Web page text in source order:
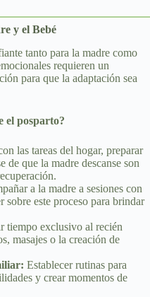
y el Bebé
tanto para la madre como
requieren un
para que la adaptación sea
el posparto?
las tareas del hogar, preparar
de que la madre descanse son
a la madre a sesiones con
sobre este proceso para brindar
tiempo exclusivo al recién
masajes o la creación de
Establecer rutinas para
y crear momentos de